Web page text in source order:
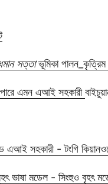
সত্তাভূমিকা
এমন এআই সহকারী
সহকারী - টংগি
ভাষা মডেল - সিংহুও বৃহৎ